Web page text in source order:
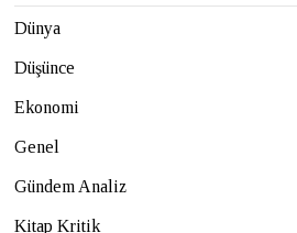
Dünya
Düşünce
Ekonomi
Genel
Gündem Analiz
Kitap Kritik